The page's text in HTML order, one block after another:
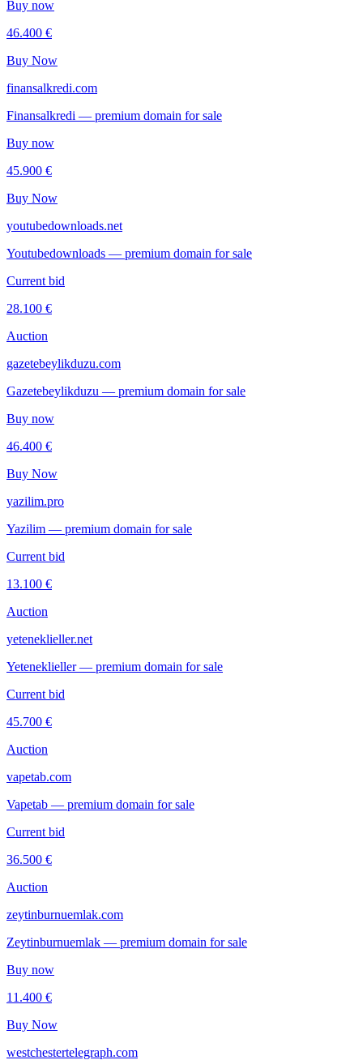
Buy now
46.400 €
Buy Now
finansalkredi.com
Finansalkredi — premium domain for sale
Buy now
45.900 €
Buy Now
youtubedownloads.net
Youtubedownloads — premium domain for sale
Current bid
28.100 €
Auction
gazetebeylikduzu.com
Gazetebeylikduzu — premium domain for sale
Buy now
46.400 €
Buy Now
yazilim.pro
Yazilim — premium domain for sale
Current bid
13.100 €
Auction
yeteneklieller.net
Yeteneklieller — premium domain for sale
Current bid
45.700 €
Auction
vapetab.com
Vapetab — premium domain for sale
Current bid
36.500 €
Auction
zeytinburnuemlak.com
Zeytinburnuemlak — premium domain for sale
Buy now
11.400 €
Buy Now
westchestertelegraph.com